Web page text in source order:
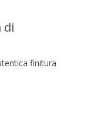
di
finitura